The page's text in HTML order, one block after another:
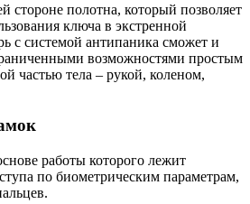
стороне полотна, который позволяет
ключа в экстренной
с системой антипаника сможет и
возможностями простым
частью тела – рукой, коленом,
работы которого лежит
по биометрическим параметрам,